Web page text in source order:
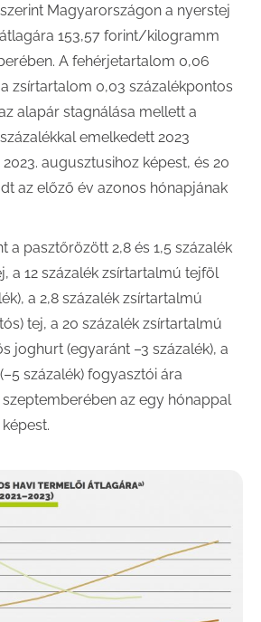
Magyarországon a nyerstej
153,57 forint/kilogramm
A fehérjetartalom 0,06
zsírtartalom 0,03 százalékpontos
alapár stagnálása mellett a
emelkedett 2023
augusztusihoz képest, és 20
az előző év azonos hónapjának
a pasztőrözött 2,8 és 1,5 százalék
a 12 százalék zsírtartalmú tejföl
a 2,8 százalék zsírtartalmú
tej, a 20 százalék zsírtartalmú
joghurt (egyaránt –3 százalék), a
százalék) fogyasztói ára
az egy hónappal